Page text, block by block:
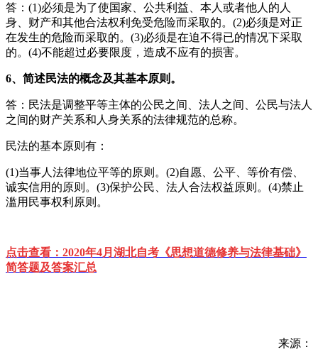
答：(1)必须是为了使国家、公共利益、本人或者他人的人
身、财产和其他合法权利免受危险而采取的。(2)必须是对正
在发生的危险而采取的。(3)必须是在迫不得已的情况下采取
的。(4)不能超过必要限度，造成不应有的损害。
6、简述民法的概念及其基本原则。
答：民法是调整平等主体的公民之间、法人之间、公民与法人
之间的财产关系和人身关系的法律规范的总称。
民法的基本原则有：
(1)当事人法律地位平等的原则。(2)自愿、公平、等价有偿、
诚实信用的原则。(3)保护公民、法人合法权益原则。(4)禁止
滥用民事权利原则。
点击查看： 2020年4月湖北自考《思想道德修养与法律基础》
简答题及答案汇总
来源：